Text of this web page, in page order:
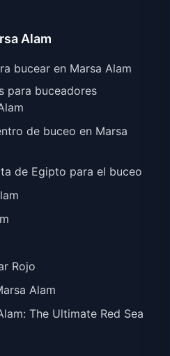
Alam
bucear en Marsa Alam
para buceadores
de buceo en Marsa
de Egipto para el buceo
Rojo
Alam
The Ultimate Red Sea